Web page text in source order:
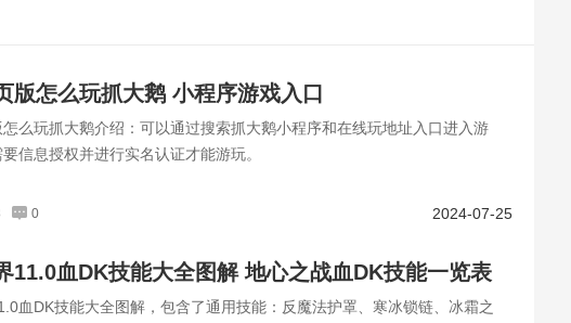
版怎么玩抓大鹅 小程序游戏入口
么玩抓大鹅介绍：可以通过搜索抓大鹅小程序和在线玩地址入口进入游
信息授权并进行实名认证才能游玩。
0 2024-07-25
11.0血DK技能大全图解 地心之战血DK技能一览表
血DK技能大全图解，包含了通用技能：反魔法护罩、寒冰锁链、冰霜之